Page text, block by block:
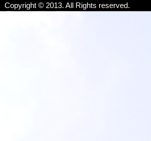
Copyright © 2013. All Rights reserved.